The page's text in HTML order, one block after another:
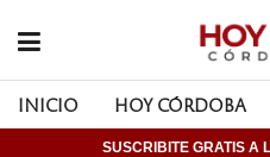
INICIO HOY CÓRDOBA
SUSCRIBITE GRATIS A